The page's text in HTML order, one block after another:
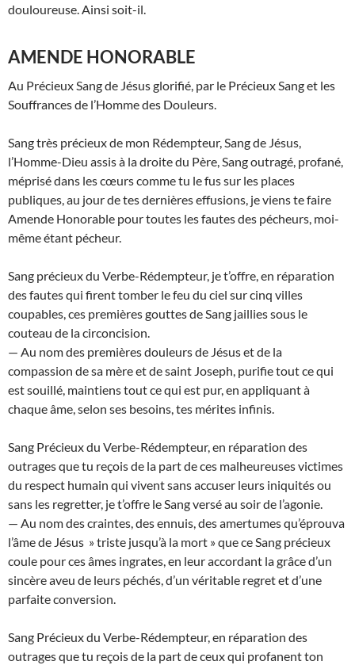
douloureuse. Ainsi soit-il.
AMENDE HONORABLE
Au Précieux Sang de Jésus glorifié, par le Précieux Sang et les
Souffrances de l’Homme des Douleurs.
Sang très précieux de mon Rédempteur, Sang de Jésus,
l’Homme-Dieu assis à la droite du Père, Sang outragé, profané,
méprisé dans les cœurs comme tu le fus sur les places
publiques, au jour de tes dernières effusions, je viens te faire
Amende Honorable pour toutes les fautes des pécheurs, moi-
même étant pécheur.
Sang précieux du Verbe-Rédempteur, je t’offre, en réparation
des fautes qui firent tomber le feu du ciel sur cinq villes
coupables, ces premières gouttes de Sang jaillies sous le
couteau de la circoncision.
— Au nom des premières douleurs de Jésus et de la
compassion de sa mère et de saint Joseph, purifie tout ce qui
est souillé, maintiens tout ce qui est pur, en appliquant à
chaque âme, selon ses besoins, tes mérites infinis.
Sang Précieux du Verbe-Rédempteur, en réparation des
outrages que tu reçois de la part de ces malheureuses victimes
du respect humain qui vivent sans accuser leurs iniquités ou
sans les regretter, je t’offre le Sang versé au soir de l’agonie.
— Au nom des craintes, des ennuis, des amertumes qu’éprouva
l’âme de Jésus » triste jusqu’à la mort » que ce Sang précieux
coule pour ces âmes ingrates, en leur accordant la grâce d’un
sincère aveu de leurs péchés, d’un véritable regret et d’une
parfaite conversion.
Sang Précieux du Verbe-Rédempteur, en réparation des
outrages que tu reçois de la part de ceux qui profanent ton